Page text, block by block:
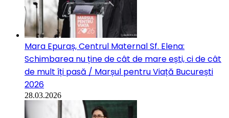
Mara Epuraș, Centrul Maternal Sf. Elena:
Schimbarea nu ține de cât de mare ești, ci de cât
de mult îți pasă / Marșul pentru Viață București
2026
28.03.2026